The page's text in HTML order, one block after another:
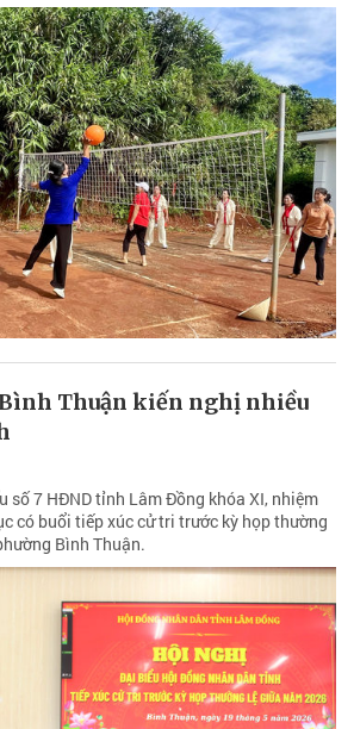
Thuận kiến nghị nhiều
số 7 HĐND tỉnh Lâm Đồng khóa XI, nhiệm
có buổi tiếp xúc cử tri trước kỳ họp thường
Bình Thuận.